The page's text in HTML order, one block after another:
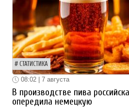
СТАТИСТИКА
08:02 | 7 августа
В производстве пива
опередила немецкую